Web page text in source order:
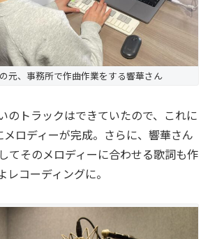
元、事務所で作曲作業をする響華さん
のトラックはできていたので、これに
ロディーが完成。さらに、響華さん
てそのメロディーに合わせる歌詞も作
レコーディングに。